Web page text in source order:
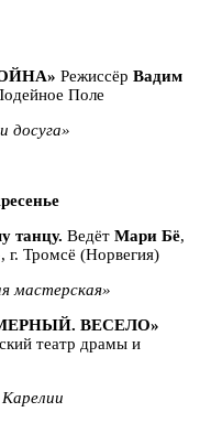
Режиссёр Вадим
Поле
досуга»
танцу. Ведёт Мари Бё,
г. Тромсё (Норвегия)
мастерская»
ВЕСЕЛО»
театр драмы и